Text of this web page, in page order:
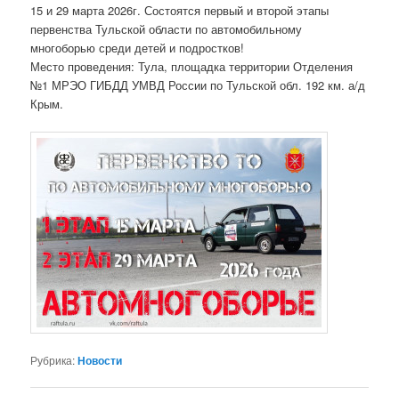
15 и 29 марта 2026г. Состоятся первый и второй этапы
первенства Тульской области по автомобильному
многоборью среди детей и подростков!
Место проведения: Тула, площадка территории Отделения
№1 МРЭО ГИБДД УМВД России по Тульской обл. 192 км. а/д
Крым.
Рубрика:Новости